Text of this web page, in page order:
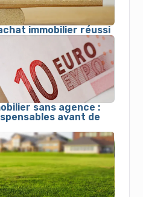
immobilier réussi
sans agence :
avant de